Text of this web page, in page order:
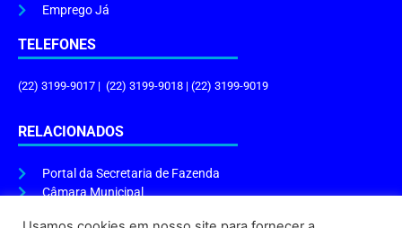
Emprego Já
TELEFONES
(22) 3199-9017 | (22) 3199-9018 | (22) 3199-9019
RELACIONADOS
Portal da Secretaria de Fazenda
Câmara Municipal